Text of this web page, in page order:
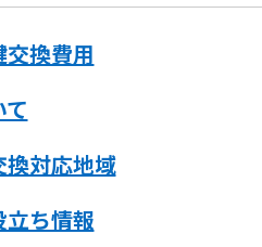
換費用
対応地域
ち情報